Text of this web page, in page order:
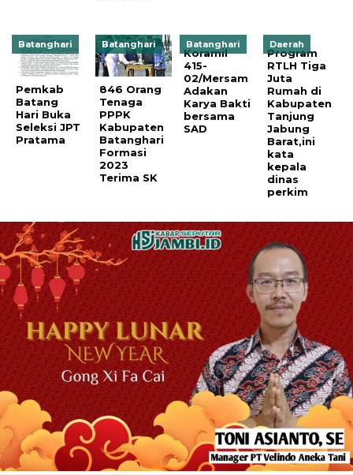
Batanghari
Pemkab
Batang
Hari Buka
Seleksi JPT
Pratama
Batanghari
846 Orang
Tenaga
PPPK
Kabupaten
Batanghari
Formasi
2023
Terima SK
Batanghari
Koramil
415-
02/Mersam
Adakan
Karya Bakti
bersama
SAD
Daerah
Program
RTLH Tiga
Juta
Rumah di
Kabupaten
Tanjung
Jabung
Barat,ini
kata
kepala
dinas
perkim